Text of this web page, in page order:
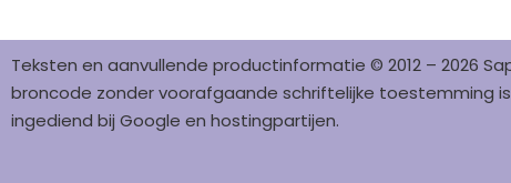
Teksten en aanvullende productinformatie © 2012 – 2026
broncode zonder voorafgaande schriftelijke toestemming
ingediend bij Google en hostingpartijen.